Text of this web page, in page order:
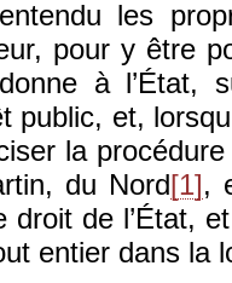
les
pour y être
à l’État,
public, et,
la
du Nord[1],
droit de l’État,
entier dans la